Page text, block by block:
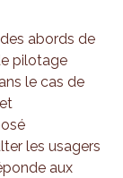
abords de
pilotage
le cas de
les usagers
aux